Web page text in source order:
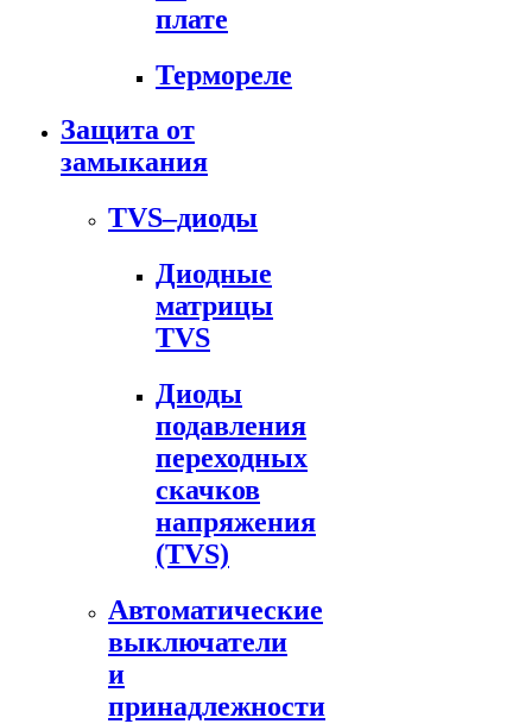
плате
Термореле
Защита от
замыкания
TVS–диоды
Диодные
матрицы
TVS
Диоды
подавления
переходных
скачков
напряжения
(TVS)
Автоматические
выключатели
и
принадлежности